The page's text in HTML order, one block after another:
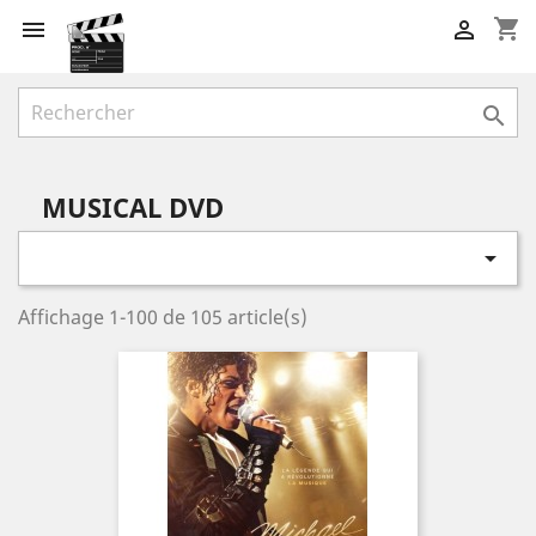
 shopping_cart


MUSICAL DVD

Affichage 1-100 de 105 article(s)